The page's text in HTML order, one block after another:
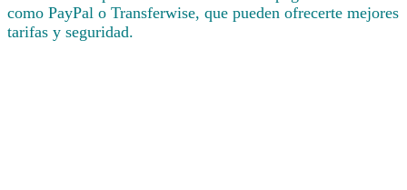
como PayPal o Transferwise, que pueden ofrecerte mejores
tarifas y seguridad.